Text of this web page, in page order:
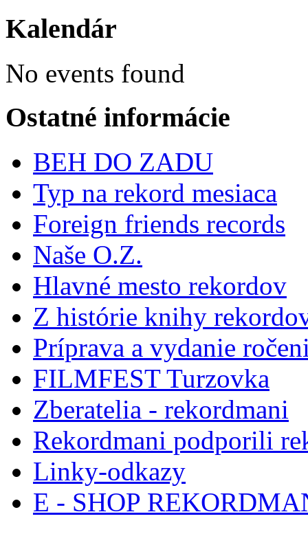
Kalendár
No events found
Ostatné informácie
BEH DO ZADU
Typ na rekord mesiaca
Foreign friends records
Naše O.Z.
Hlavné mesto rekordov
Z histórie knihy
Príprava a vydanie
FILMFEST Turzovka
Zberatelia - rekordmani
Rekordmani podporili
Linky-odkazy
E - SHOP